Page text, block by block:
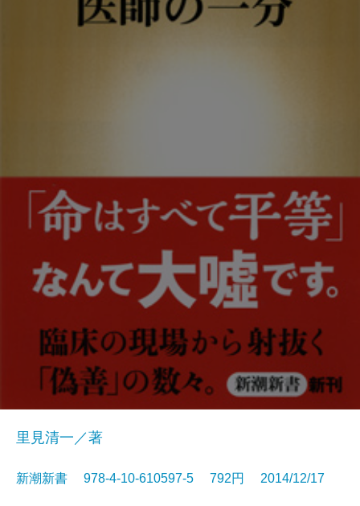
里見清一／著
新潮新書 978-4-10-610597-5 792円 2014/12/17